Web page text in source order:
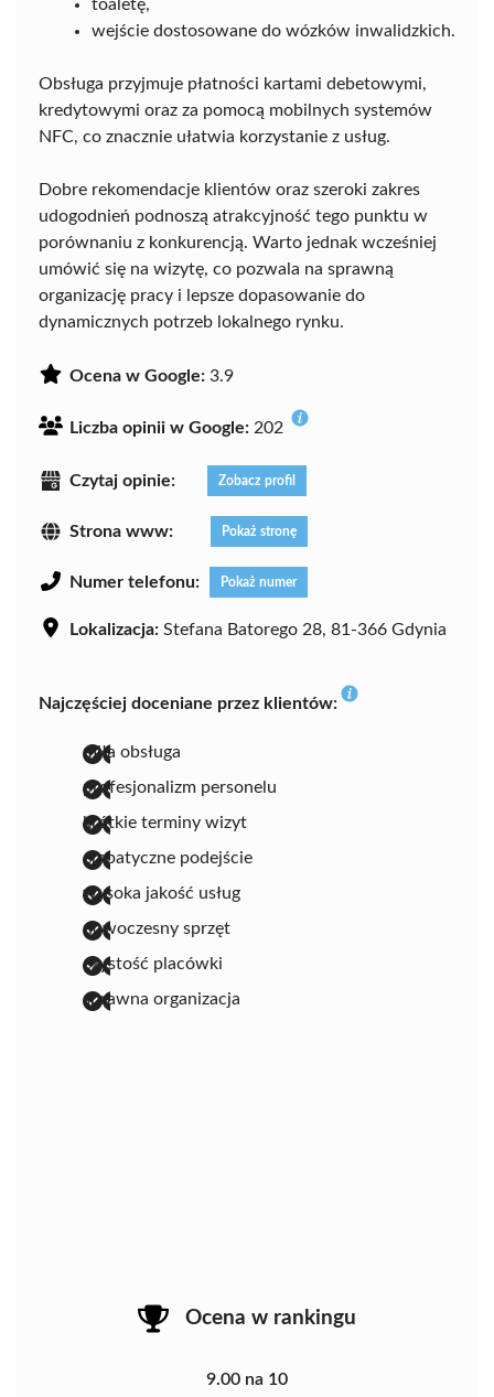
toaletę,
wejście dostosowane do wózków inwalidzkich.
Obsługa przyjmuje płatności kartami debetowymi,
kredytowymi oraz za pomocą mobilnych systemów
NFC, co znacznie ułatwia korzystanie z usług.
Dobre rekomendacje klientów oraz szeroki zakres
udogodnień podnoszą atrakcyjność tego punktu w
porównaniu z konkurencją. Warto jednak wcześniej
umówić się na wizytę, co pozwala na sprawną
organizację pracy i lepsze dopasowanie do
dynamicznych potrzeb lokalnego rynku.
Ocena w Google: 3.9
Liczba opinii w Google: 202
Czytaj opinie: Zobacz profil
Strona www: Pokaż stronę
Numer telefonu: Pokaż numer
Lokalizacja: Stefana Batorego 28, 81-366 Gdynia
Najczęściej doceniane przez klientów:
miła obsługa
profesjonalizm personelu
krótkie terminy wizyt
empatyczne podejście
wysoka jakość usług
nowoczesny sprzęt
czystość placówki
sprawna organizacja
Ocena w rankingu
9.00 na 10